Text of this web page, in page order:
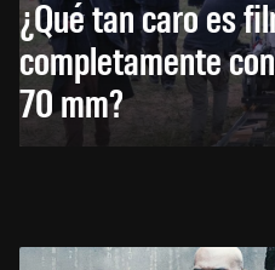
¿Qué tan caro es
completamente
70 mm?